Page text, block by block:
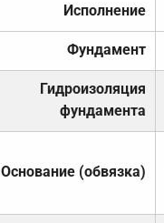
Исполнение
Фундамент
Гидроизоляция
фундамента
Основание (обвязка)